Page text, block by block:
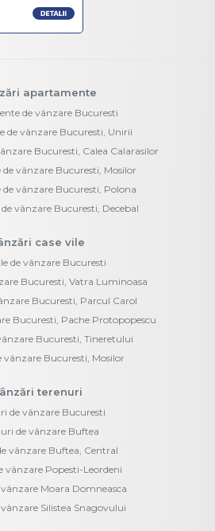
apartamente
de vânzare Bucuresti
de vânzare Bucuresti, Unirii
Bucuresti, Calea Calarasilor
vânzare Bucuresti, Mosilor
vânzare Bucuresti, Polona
vânzare Bucuresti, Decebal
case vile
de vânzare Bucuresti
Bucuresti, Vatra Luminoasa
Bucuresti, Parcul Carol
Bucuresti, Pache Protopopescu
Bucuresti, Tineretului
vânzare Bucuresti, Mosilor
terenuri
de vânzare Bucuresti
de vânzare Buftea
vânzare Buftea, Central
vânzare Popesti-Leordeni
Moara Domneasca
Silistea Snagovului